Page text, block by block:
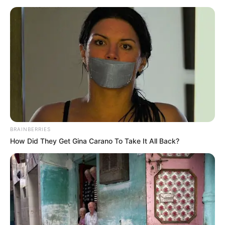
történt – vallotta be az édesapa. – A család most
azzal küzd, hogy hazaszállítsák a testvérek földi
maradványait, hogy méltó módon búcsúzhassanak
el tőlük. A Huszti nővérek egyik közeli barátja, Vida
Anita adománygyűjtést indított, amely során több
mint 5000 font (2,4 millió forint) gyűlt össze, hogy
segítsék a családot a temetési és egyéb költségek
fedezésében.
BRAINBERRIES
How Did They Get Gina Carano To Take It All Back?